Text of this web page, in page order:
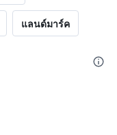
แลนด์มาร์ค